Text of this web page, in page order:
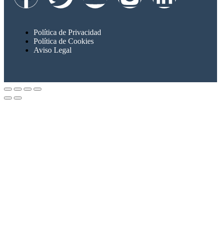
Política de Privacidad
Política de Cookies
Aviso Legal